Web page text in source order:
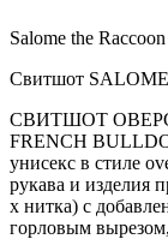
Salome the Raccoon
Свитшот
СВИТШОТ
FRENCH
унисекс в стиле
рукава и изделия
х нитка) с
горловым